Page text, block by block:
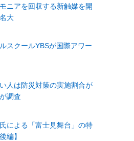
ニアを回収する新触媒を開
大
スクールYBSが国際アワー
人は防災対策の実施割合が
調査
による「富士見舞台」の特
編】